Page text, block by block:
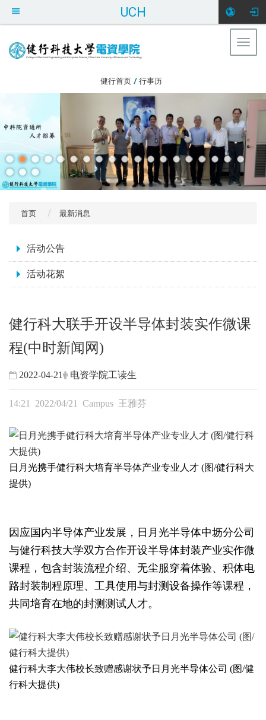
UCH
健行首页 / 行事历
首页 最新消息
活动公告
活动花絮
健行科大联手开设半导体封装实作微课
程(中时新闻网)
2022-04-21 电资学院工读生
14:21 2022/04/21 Campus 王雅芬
日月光携手健行科大培育半导体产业专业人才 (图/健行科大
提供)
因应国内半导体产业发展，日月光半导体中坜分公司
与健行科技大学双方合作开设半导体封装产业实作微
课程，包含封装流程介绍、无尘服穿着体验、积体电
路封装制程原理、工具使用与封测设备操作等课程，
共同培育在地的封测测试人才。
健行科大李大伟校长致赠感谢状予日月光半导体公司 (图/健
行科大提供)